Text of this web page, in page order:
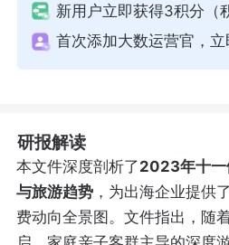
新用户立即获得3积分（
首次添加大数运营官，
研报解读
本文件深度剖析了2023年十一
与旅游趋势，为出海企业提供
费动向全景图。文件指出，随